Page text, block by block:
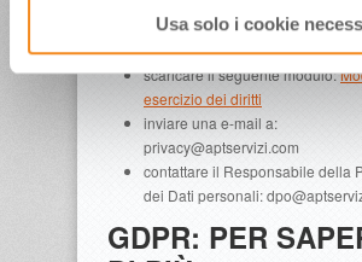
Usa solo i cookie
Per l’esercizio dei diritti si può
scaricare il seguente modulo:
esercizio dei diritti
inviare una e-mail a:
privacy@aptservizi.com
contattare il Responsabile della
dei Dati personali:
GDPR: PER